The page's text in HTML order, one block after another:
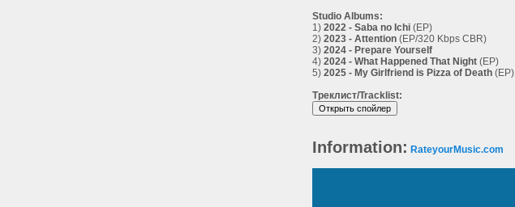
Studio Albums:
1) 2022 - Saba no Ichi (EP)
2) 2023 - Attention (EP/320 Kbps CBR)
3) 2024 - Prepare Yourself
4) 2024 - What Happened That Night (EP)
5) 2025 - My Girlfriend is Pizza of Death (EP)
Треклист/Tracklist:
Information: RateyourMusic.com